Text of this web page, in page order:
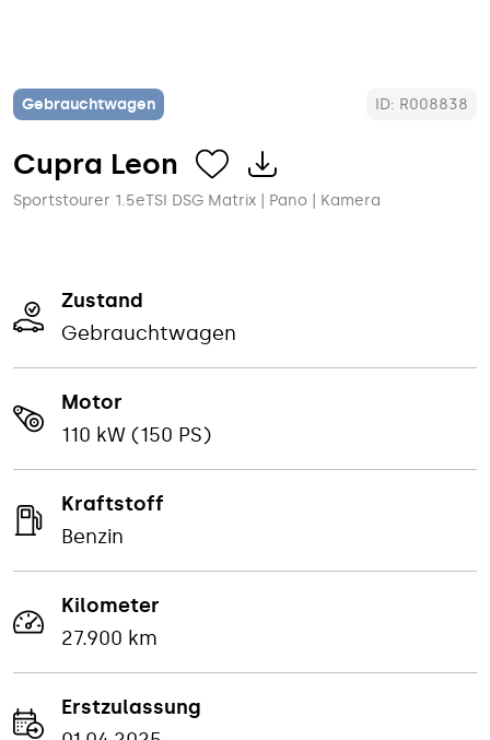
Gebrauchtwagen ID: R008838
Cupra Leon
Sportstourer 1.5eTSI DSG Matrix | Pano | Kamera
Zustand
Gebrauchtwagen
Motor
110 kW (150 PS)
Kraftstoff
Benzin
Kilometer
27.900 km
Erstzulassung